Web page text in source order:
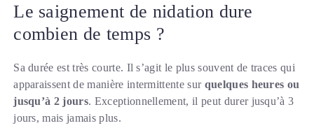
Le saignement de nidation dure
combien de temps ?
Sa durée est très courte. Il s’agit le plus souvent de traces qui
apparaissent de manière intermittente sur quelques heures ou
jusqu’à 2 jours. Exceptionnellement, il peut durer jusqu’à 3
jours, mais jamais plus.